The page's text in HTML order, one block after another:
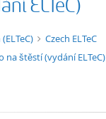
ELTeC)
Czech ELTeC
na štěstí (vydání ELTeC)